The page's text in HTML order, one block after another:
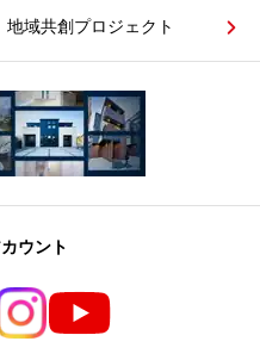
地域共創プロジェクト
ウント